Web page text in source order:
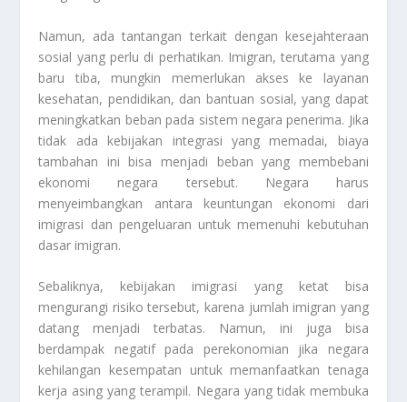
Namun, ada tantangan terkait dengan kesejahteraan
sosial yang perlu di perhatikan. Imigran, terutama yang
baru tiba, mungkin memerlukan akses ke layanan
kesehatan, pendidikan, dan bantuan sosial, yang dapat
meningkatkan beban pada sistem negara penerima. Jika
tidak ada kebijakan integrasi yang memadai, biaya
tambahan ini bisa menjadi beban yang membebani
ekonomi negara tersebut. Negara harus
menyeimbangkan antara keuntungan ekonomi dari
imigrasi dan pengeluaran untuk memenuhi kebutuhan
dasar imigran.
Sebaliknya, kebijakan imigrasi yang ketat bisa
mengurangi risiko tersebut, karena jumlah imigran yang
datang menjadi terbatas. Namun, ini juga bisa
berdampak negatif pada perekonomian jika negara
kehilangan kesempatan untuk memanfaatkan tenaga
kerja asing yang terampil. Negara yang tidak membuka